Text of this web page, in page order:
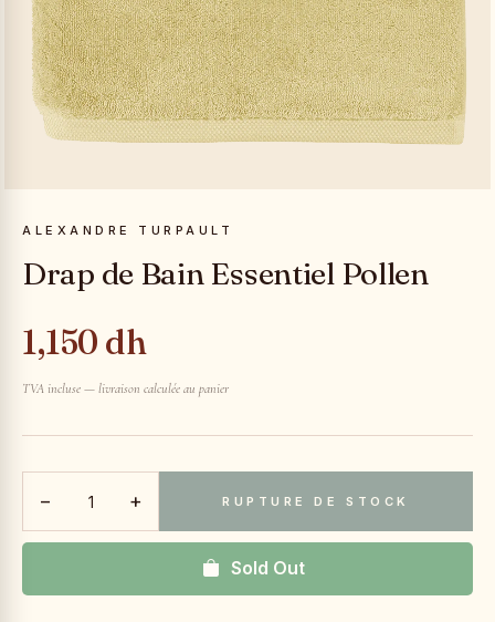
ALEXANDRE TURPAULT
Drap de Bain Essentiel Pollen
1,150 dh
TVA incluse — livraison calculée au panier
− + RUPTURE DE STOCK
Sold Out